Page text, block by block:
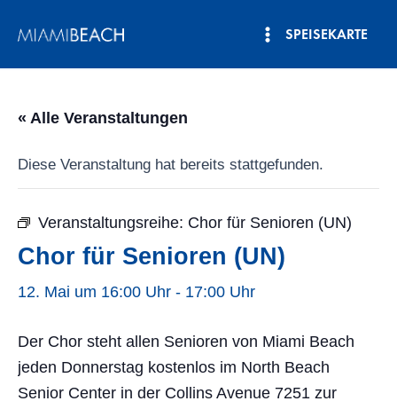
Inhalt
SPEISEKARTE
« Alle Veranstaltungen
Diese Veranstaltung hat bereits stattgefunden.
Veranstaltungsreihe: Chor für Senioren (UN)
Chor für Senioren (UN)
12. Mai um 16:00 Uhr - 17:00 Uhr
Der Chor steht allen Senioren von Miami Beach
jeden Donnerstag kostenlos im North Beach
Senior Center in der Collins Avenue 7251 zur